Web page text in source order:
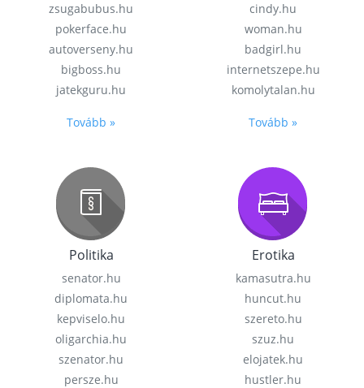
zsugabubus.hu
pokerface.hu
autoverseny.hu
bigboss.hu
jatekguru.hu
Tovább »
cindy.hu
woman.hu
badgirl.hu
internetszepe.hu
komolytalan.hu
Tovább »
Politika
senator.hu
diplomata.hu
kepviselo.hu
oligarchia.hu
szenator.hu
persze.hu
Erotika
kamasutra.hu
huncut.hu
szereto.hu
szuz.hu
elojatek.hu
hustler.hu